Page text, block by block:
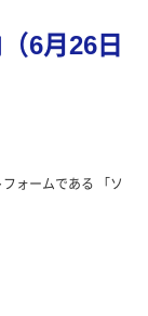
6月26日
ォームである 「ソ